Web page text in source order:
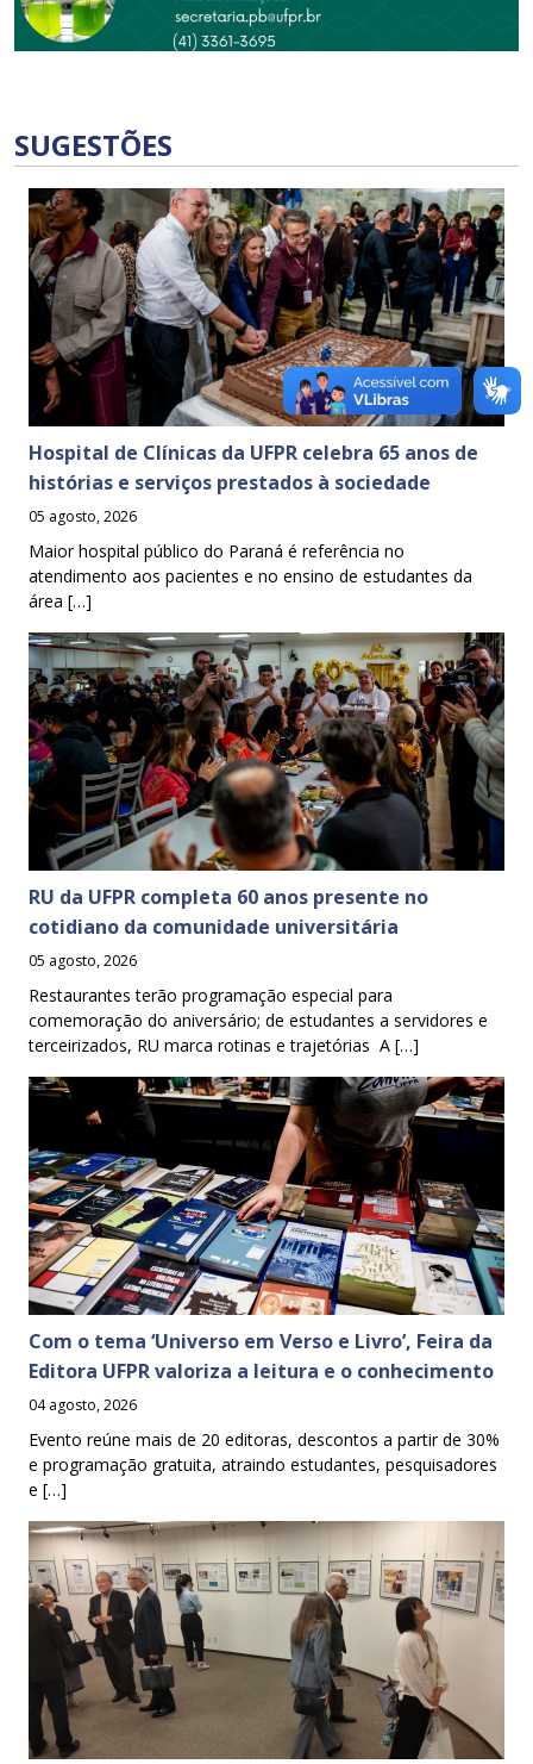
SUGESTÕES
Hospital de Clínicas da UFPR celebra 65 anos de
histórias e serviços prestados à sociedade
05 agosto, 2026
Maior hospital público do Paraná é referência no
atendimento aos pacientes e no ensino de estudantes da
área […]
RU da UFPR completa 60 anos presente no
cotidiano da comunidade universitária
05 agosto, 2026
Restaurantes terão programação especial para
comemoração do aniversário; de estudantes a servidores e
terceirizados, RU marca rotinas e trajetórias A […]
Com o tema ‘Universo em Verso e Livro’, Feira da
Editora UFPR valoriza a leitura e o conhecimento
04 agosto, 2026
Evento reúne mais de 20 editoras, descontos a partir de 30%
e programação gratuita, atraindo estudantes, pesquisadores
e […]